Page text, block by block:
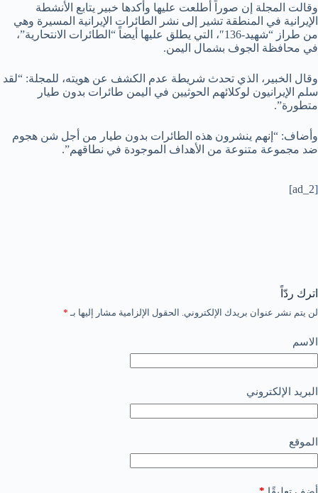
وقالت المجلة إن صوراً أطلعت عليها وأكدها خبير يتابع الأنشطة
الإيرانية في المنطقة تشير إلى نشر الطائرات الإيرانية المسيرة وهي
من طراز “شهيد-136″، التي يطلق عليها أيضاً “الطائرات الانتحارية”،
في محافظة الجوف بشمال اليمن.
وقال الخبير، الذي تحدث شريطة عدم الكشف عن هويته، للمجلة: “لقد
سلم الإيرانيون لوكلائهم الحوثيين في اليمن طائرات بدون طيار
متطورة”.
وأضاف: “إنهم ينشرون هذه الطائرات بدون طيار من أجل شن هجوم
ضد مجموعة متنوعة من الأهداف الموجودة في نطاقهم”.
[ad_2]
اترك ردّاً
لن يتم نشر عنوان بريدك الإلكتروني. الحقول الإلزامية مشار إليها بـ *
الاسم
البريد الإلكتروني
الموقع